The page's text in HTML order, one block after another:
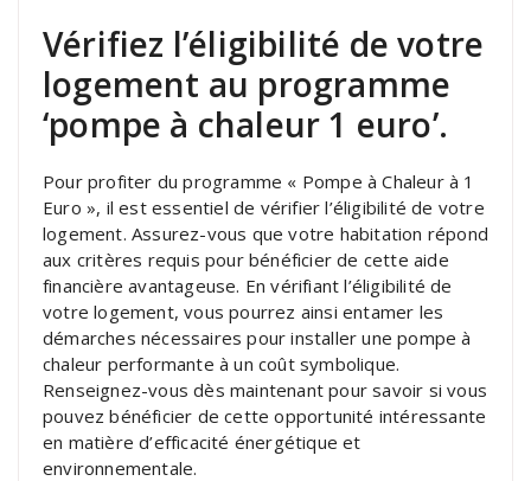
Vérifiez l’éligibilité de votre
logement au programme
‘pompe à chaleur 1 euro’.
Pour profiter du programme « Pompe à Chaleur à 1
Euro », il est essentiel de vérifier l’éligibilité de votre
logement. Assurez-vous que votre habitation répond
aux critères requis pour bénéficier de cette aide
financière avantageuse. En vérifiant l’éligibilité de
votre logement, vous pourrez ainsi entamer les
démarches nécessaires pour installer une pompe à
chaleur performante à un coût symbolique.
Renseignez-vous dès maintenant pour savoir si vous
pouvez bénéficier de cette opportunité intéressante
en matière d’efficacité énergétique et
environnementale.